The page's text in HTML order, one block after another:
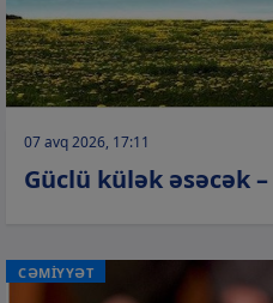
07 avq 2026, 17:11
Güclü külək əsəcək –
CƏMİYYƏT